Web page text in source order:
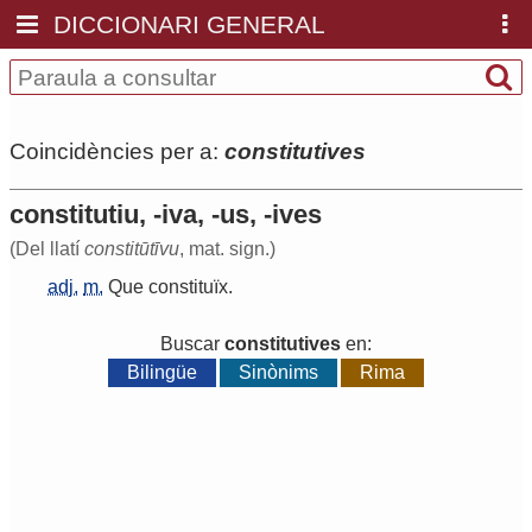
DICCIONARI GENERAL
Coincidències per a: constitutives
constitutiu, -iva, -us, -ives
(Del llatí constitūtīvu, mat. sign.)
adj. m. Que constituïx.
Buscar constitutives en:
Bilingüe
Sinònims Rima